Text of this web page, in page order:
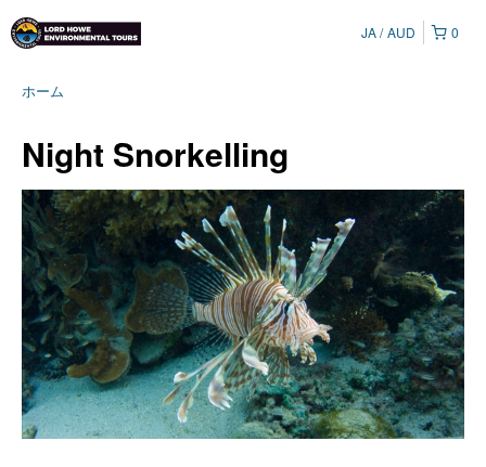
0
JA AUD
ホーム
Night Snorkelling